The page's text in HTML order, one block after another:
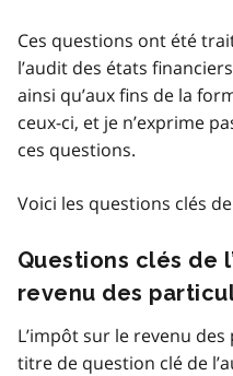
Ces questions ont été
l’audit des états
ainsi qu’aux fins de la
ceux-ci, et je n’exprime
ces questions.
Voici les questions clés de
Questions clés de
revenu des
L’impôt sur le revenu
titre de question clé de